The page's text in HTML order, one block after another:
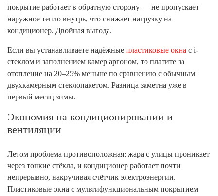
покрытие работает в обратную сторону — не пропускает
наружное тепло внутрь, что снижает нагрузку на
кондиционер. Двойная выгода.
Если вы устанавливаете надёжные пластиковые окна с i-
стеклом и заполнением камер аргоном, то платите за
отопление на 20–25% меньше по сравнению с обычным
двухкамерным стеклопакетом. Разница заметна уже в
первый месяц зимы.
Экономия на кондиционировании и
вентиляции
Летом проблема противоположная: жара с улицы проникает
через тонкие стёкла, и кондиционер работает почти
непрерывно, накручивая счётчик электроэнергии.
Пластиковые окна с мультифункциональным покрытием